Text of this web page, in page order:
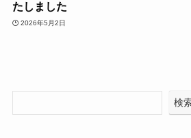
たしました
2026年5月2日
検